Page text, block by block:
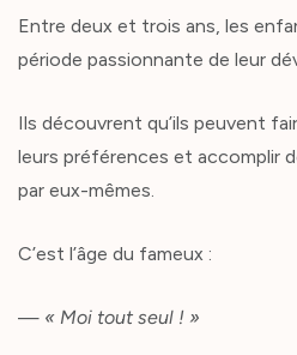
Entre deux et trois ans, les
période passionnante de leur
Ils découvrent qu’ils peuvent
leurs préférences et accomplir
par eux-mêmes.
C’est l’âge du fameux :
— « Moi tout seul ! »